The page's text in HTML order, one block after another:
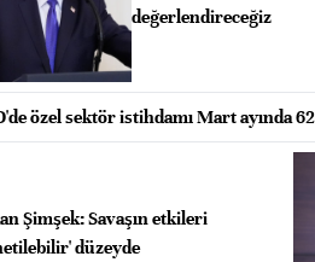
değerlendireceğiz
özel sektör istihdamı Mart ayında
Şimşek: Savaşın etkileri
düzeyde